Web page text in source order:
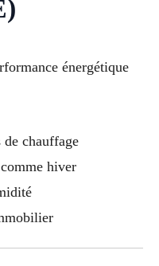
énergétique
de chauffage
hiver